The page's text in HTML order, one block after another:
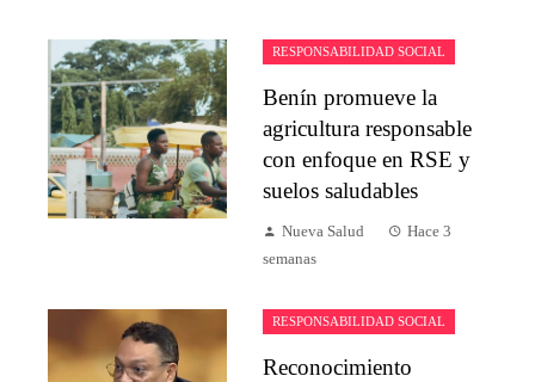
RESPONSABILIDAD SOCIAL
Benín promueve la
agricultura responsable
con enfoque en RSE y
suelos saludables
Nueva Salud
Hace 3
semanas
RESPONSABILIDAD SOCIAL
Reconocimiento